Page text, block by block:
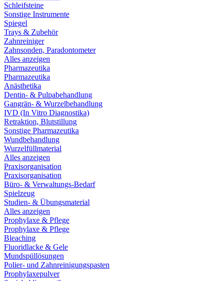
Schleifsteine
Sonstige Instrumente
Spiegel
Trays & Zubehör
Zahnreiniger
Zahnsonden, Paradontometer
Alles anzeigen
Pharmazeutika
Pharmazeutika
Anästhetika
Dentin- & Pulpabehandlung
Gangrän- & Wurzelbehandlung
IVD (In Vitro Diagnostika)
Retraktion, Blutstillung
Sonstige Pharmazeutika
Wundbehandlung
Wurzelfüllmaterial
Alles anzeigen
Praxisorganisation
Praxisorganisation
Büro- & Verwaltungs-Bedarf
Spielzeug
Studien- & Übungsmaterial
Alles anzeigen
Prophylaxe & Pflege
Prophylaxe & Pflege
Bleaching
Fluoridlacke & Gele
Mundspüllösungen
Polier- und Zahnreinigungspasten
Prophylaxepulver